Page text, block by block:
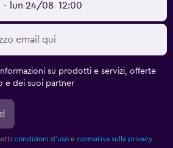
- lun 24/08 12:00
su prodotti e servizi, offerte
e dei suoi partner
condizioni d'uso e normativa sulla privacy.